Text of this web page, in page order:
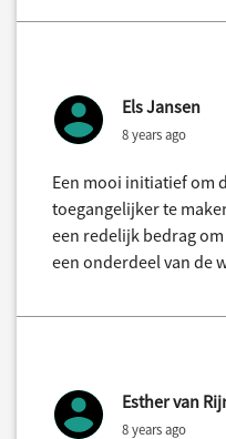
Els Jansen
8 years ago
Een mooi initiatief om
toegangelijker te
een redelijk bedrag
een onderdeel van de
Esther van
8 years ago